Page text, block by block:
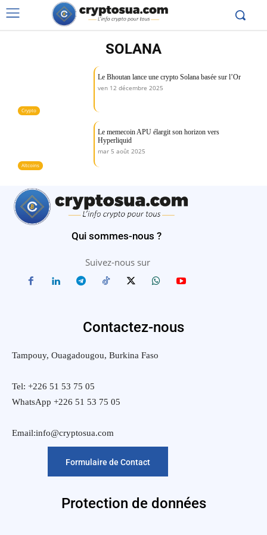
SOLANA
Crypto
Le Bhoutan lance une crypto Solana basée sur l’Or
ven 12 décembre 2025
Altcoins
Le memecoin APU élargit son horizon vers
Hyperliquid
mar 5 août 2025
Qui sommes-nous ?
Suivez-nous sur
Contactez-nous
Tampouy, Ouagadougou, Burkina Faso
Tel: +226 51 53 75 05
WhatsApp +226 51 53 75 05
Email:info@cryptosua.com
Formulaire de Contact
Protection de données